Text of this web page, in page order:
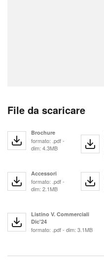
File da scaricare
Brochure
formato: .pdf -
dim: 4.3MB
Accessori
formato: .pdf -
dim: 2.1MB
Listino V. Commerciali
Dic'24
formato: .pdf - dim: 3.1MB